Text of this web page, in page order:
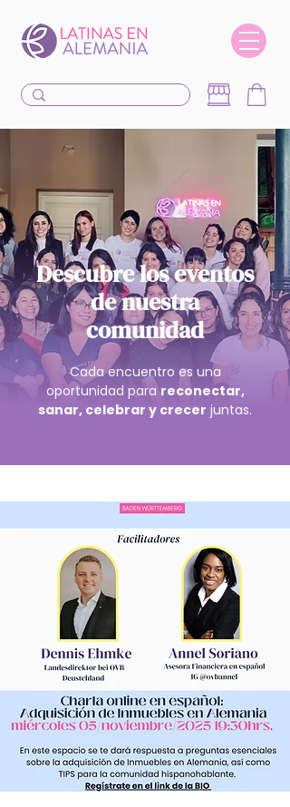
Descubre los eventos
de nuestra
comunidad
Cada encuentro es una
oportunidad parareconectar,
sanar, celebrar y crecer juntas.